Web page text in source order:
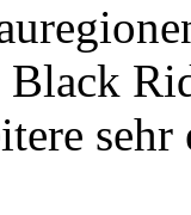
Black